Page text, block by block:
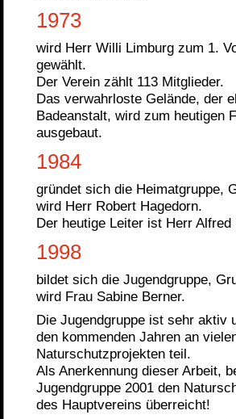
1973
wird Herr Willi Limburg zum 1.
gewählt.
Der Verein zählt 113 Mitglieder.
Das verwahrloste Gelände, der
Badeanstalt, wird zum heutigen
ausgebaut.
1984
gründet sich die Heimatgruppe,
wird Herr Robert Hagedorn.
Der heutige Leiter ist Herr Alfred
1998
bildet sich die Jugendgruppe,
wird Frau Sabine Berner.
Die Jugendgruppe ist sehr aktiv
den kommenden Jahren an
Naturschutzprojekten teil.
Als Anerkennung dieser Arbeit,
Jugendgruppe 2001 den
des Hauptvereins überreicht!